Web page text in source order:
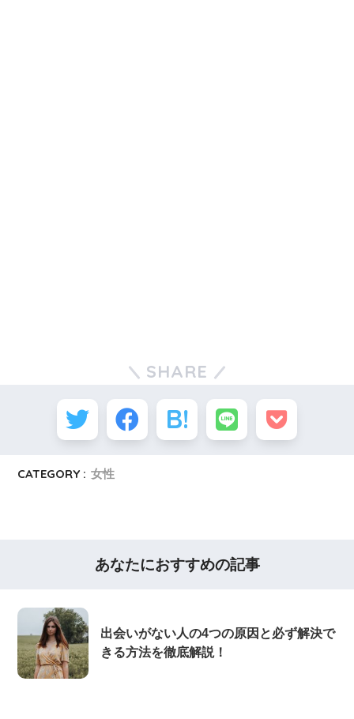
SHARE
CATEGORY : 女性
あなたにおすすめの記事
出会いがない人の4つの原因と必ず解決で
きる方法を徹底解説！